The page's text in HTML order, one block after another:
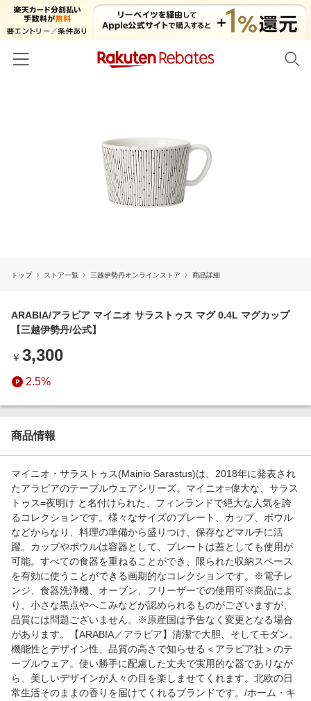
百貨店・総合ECモール
ファッション・インナー・小物
キッズ・ベビー用品
エンタメ
インテリア・寝具
ペット・花・DIY・車
旅行・レジャー・ホテル予約
生活・お役立ち
金融・マネー・保険
デジタルコンテンツ
ビジネス・その他サービス
リーベイツ注目ストア
電子書籍特集
楽天サービス特集
旅行特集
わくわく夏特集
Apple公式サイト×楽天カード分割払い
Qoo10メガポ
週末の高還元 夏の長期版
トップ ストア一覧 三越伊勢丹オンラインストア 商品詳細
ARABIA/アラビア マイニオ サラストゥス マグ 0.4L マグカップ
【三越伊勢丹/公式】
￥ 3,300
2.5%
商品情報
マイニオ・サラストゥス(Mainio Sarastus)は、2018年に発表され
たアラビアのテーブルウェアシリーズ。マイニオ=偉大な、サラス
トゥス=夜明け と名付けられた、フィンランドで絶大な人気を誇
るコレクションです。様々なサイズのプレート、カップ、ボウル
などからなり、料理の準備から盛りつけ、保存などマルチに活
躍。カップやボウルは容器として、プレートは蓋としても使用が
可能。すべての食器を重ねることができ、限られた収納スペース
を有効に使うことができる画期的なコレクションです。※電子レ
ンジ、食器洗浄機、オーブン、フリーザーでの使用可※商品によ
り、小さな黒点やへこみなどが認められるものがございますが、
品質には問題ございません。※原産国は予告なく変更となる場合
があります。【ARABIA／アラビア】清潔で大胆、そしてモダン。
機能性とデザイン性、品質の高さで知らせる＜アラビア社＞のテ
ーブルウェア。使い勝手に配慮した丈夫で実用的な器でありなが
ら、美しいデザインが人々の目を楽しませてくれます。北欧の日
常生活そのままの香りを届けてくれるブランドです。/ホーム・キ